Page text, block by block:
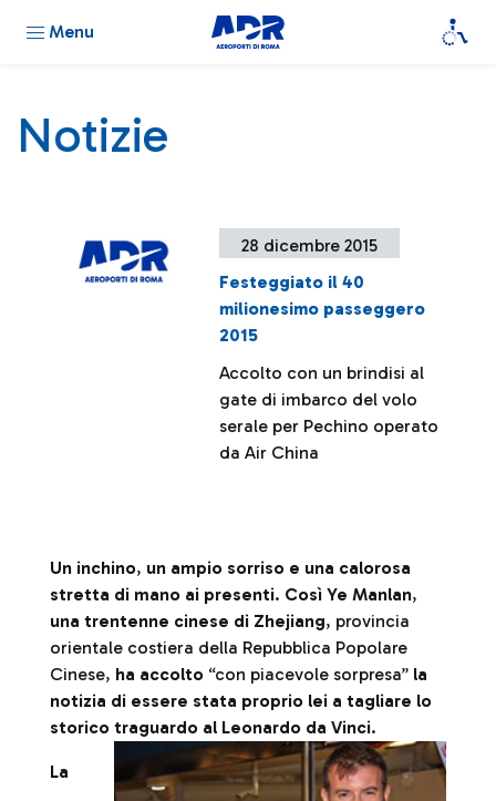
Menu
Notizie
28 dicembre 2015
Festeggiato il 40
milionesimo passeggero
2015
Accolto con un brindisi al
gate di imbarco del volo
serale per Pechino operato
da Air China
Un inchino, un ampio sorriso e una calorosa
stretta di mano ai presenti. Così Ye Manlan,
una trentenne cinese di Zhejiang, provincia
orientale costiera della Repubblica Popolare
Cinese, ha accolto “con piacevole sorpresa” la
notizia di essere stata proprio lei a tagliare lo
storico traguardo al Leonardo da Vinci.
La